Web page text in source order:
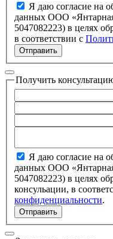
Я даю согласие на
данных ООО
5047082223) в целях обработки запроса и обратной связи,
в соответствии с
Отправить
Получить
Я даю согласие на
данных ООО
5047082223) в целях обработки запроса и полченя
консульации, в
конфиденциальности.
Отправить